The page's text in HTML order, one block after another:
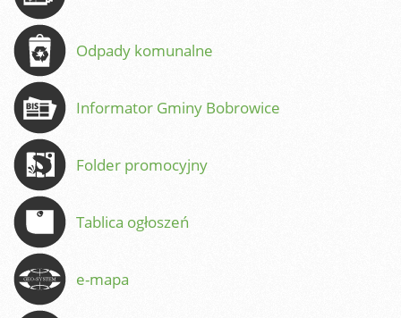
Odpady komunalne
Informator Gminy Bobrowice
Folder promocyjny
Tablica ogłoszeń
e-mapa